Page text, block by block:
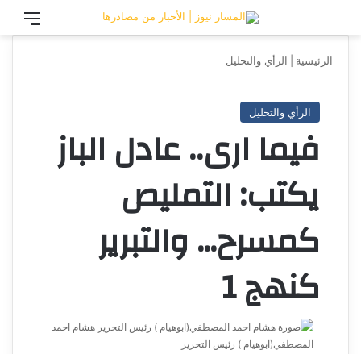
تسجيل الدخول
الرئيسية الرأي والتحليل
الرأي والتحليل
فيما ارى.. عادل الباز
يكتب: التمليص
كمسرح… والتبرير
كنهج 1
هشام احمد
المصطفي(ابوهيام ) رئيس التحرير